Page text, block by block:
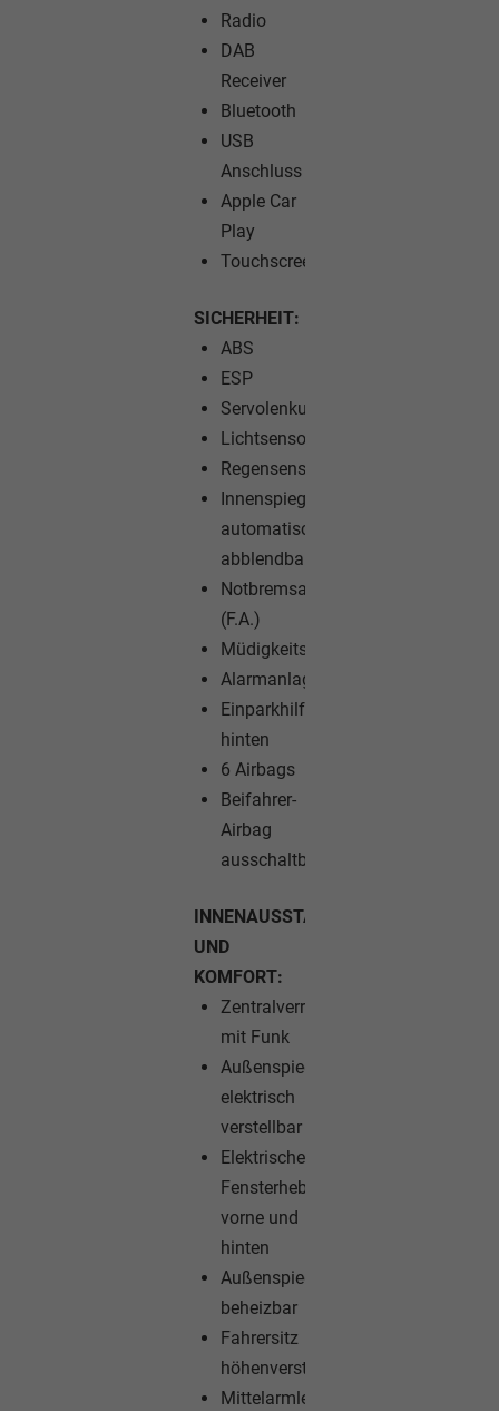
Radio
DAB
Receiver
Bluetooth
USB
Anschluss
Apple Car
Play
Touchscreen
SICHERHEIT:
ABS
ESP
Servolenkung
Lichtsensor
Regensensor
Innenspiegel
automatisch
abblendbar
Notbremsassistent
(F.A.)
Müdigkeitswarner
Alarmanlage
Einparkhilfe
hinten
6 Airbags
Beifahrer-
Airbag
ausschaltbar
INNENAUSSTATTUNG
UND
KOMFORT:
Zentralverriegelung
mit Funk
Außenspiegel
elektrisch
verstellbar
Elektrische
Fensterheber
vorne und
hinten
Außenspiegel
beheizbar
Fahrersitz
höhenverstellbar
Mittelarmlehne